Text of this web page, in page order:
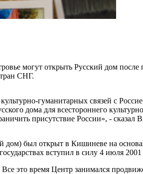
могут открыть Русский дом
СНГ.
гуманитарных связей с
дома для всестороннего
присутствие России», - сказал
был открыт в Кишиневе на
вступил в силу 4 июля 2001
это время Центр занимался